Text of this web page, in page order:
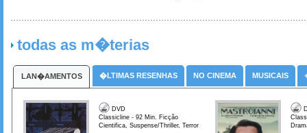
todas as m�terias
LAN�AMENTOS �LTIMAS RESENHAS NO CINEMA MUSICAIS
DVD
Classicline - 92 Min. Ficção
Cientifica, Suspense/Thriller, Terror